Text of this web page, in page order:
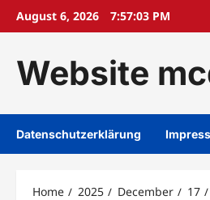
SkipAugust 6, 2026 7:57:05 PM
Website
Datenschutzerklärung
Home 2025 December 17